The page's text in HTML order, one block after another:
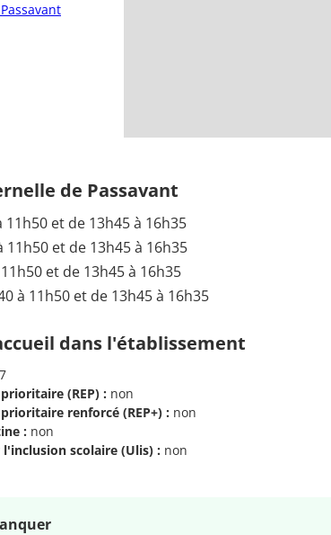
de Passavant
11h50 et de 13h45 à 16h35
11h50 et de 13h45 à 16h35
et de 13h45 à 16h35
à 11h50 et de 13h45 à 16h35
dans l'établissement
(REP) : non
renforcé (REP+) : non
: non
scolaire (Ulis) : non